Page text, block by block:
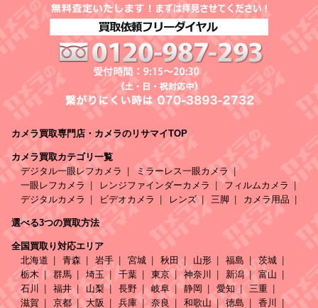
カメラ買取専門店・カメラのリサマイTOP
カメラ買取カテゴリ一覧
デジタル一眼レフカメラ
ミラーレス一眼カメラ
一眼レフカメラ
レンジファインダーカメラ
フィルムカメラ
デジタルカメラ
ビデオカメラ レンズ 三脚 カメラ用品
選べる3つの買取方法
全国買取り対応エリア
北海道
青森 岩手 宮城 秋田 山形 福島
茨城
栃木
群馬 埼玉 千葉 東京 神奈川 新潟
富山
石川
福井 山梨 長野 岐阜 静岡 愛知
三重
滋賀
京都 大阪 兵庫 奈良 和歌山 徳島 香川